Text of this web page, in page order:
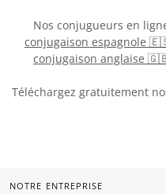
Nos conjugueurs en
conjugaison espagnole
conjugaison anglaise
Téléchargez gratuitement
NOTRE ENTREPRISE